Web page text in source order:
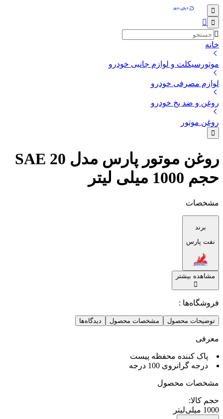
خانه
موتورسیکلت و لوازم جانبی خودرو
لوازم مصرفی خودرو
روغن و ضد یخ خودرو
روغن موتور
روغن موتور پارس مدل SAE 20
حجم 1000 میلی لیتر
مشخصات
برند
نفت پارس
مشاهده بیشتر
فروشگاه‌ها :
توضیحات محصول مشخصات محصول دیدگاه‌ها
معرفی
پاک کننده محفظه پیست
درجه گرانروی 100 درجه
مشخصات محصول
حجم کالا:
1000 میلی‌لیتر